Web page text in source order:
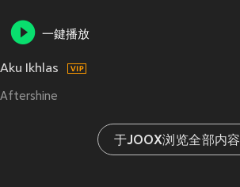
一鍵播放
Aku Ikhlas
Aftershine
于JOOX浏览全部内容